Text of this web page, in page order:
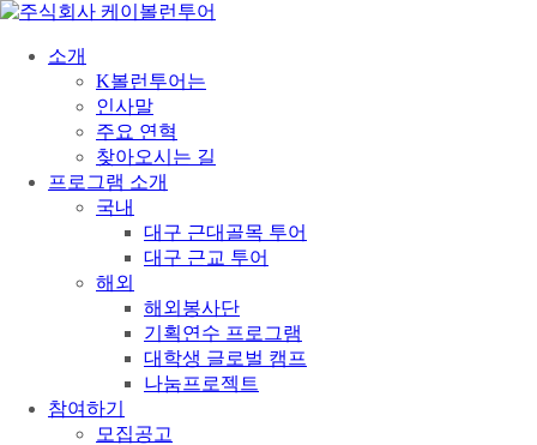
소개
K볼런투어는
인사말
주요 연혁
찾아오시는 길
프로그램 소개
국내
대구 근대골목 투어
대구 근교 투어
해외
해외봉사단
기획연수 프로그램
대학생 글로벌 캠프
나눔프로젝트
참여하기
모집공고